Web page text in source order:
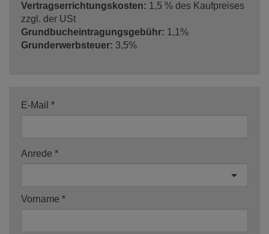
Vertragserrichtungskosten: 1,5 % des Kaufpreises
zzgl. der USt
Grundbucheintragungsgebühr: 1,1%
Grunderwerbsteuer: 3,5%
E-Mail
Anrede
Vorname